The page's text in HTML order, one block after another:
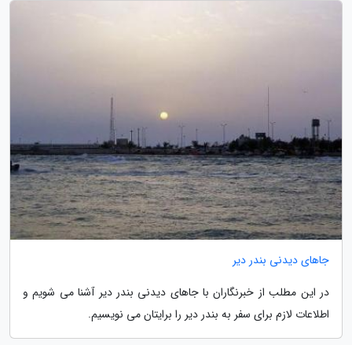
جاهای دیدنی بندر دیر
در این مطلب از خبرنگاران با جاهای دیدنی بندر دیر آشنا می شویم و
اطلاعات لازم برای سفر به بندر دیر را برایتان می نویسیم.